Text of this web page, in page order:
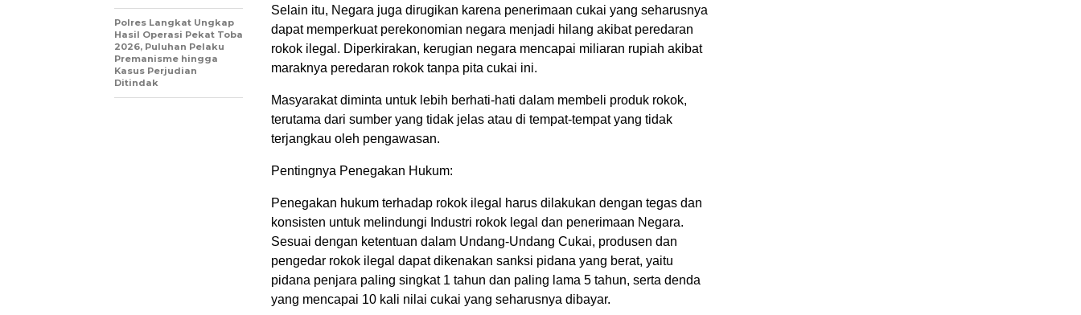
Selain itu, Negara juga dirugikan karena penerimaan cukai yang seharusnya
dapat memperkuat perekonomian negara menjadi hilang akibat peredaran
rokok ilegal. Diperkirakan, kerugian negara mencapai miliaran rupiah akibat
maraknya peredaran rokok tanpa pita cukai ini.
Masyarakat diminta untuk lebih berhati-hati dalam membeli produk rokok,
terutama dari sumber yang tidak jelas atau di tempat-tempat yang tidak
terjangkau oleh pengawasan.
Pentingnya Penegakan Hukum:
Penegakan hukum terhadap rokok ilegal harus dilakukan dengan tegas dan
konsisten untuk melindungi Industri rokok legal dan penerimaan Negara.
Sesuai dengan ketentuan dalam Undang-Undang Cukai, produsen dan
pengedar rokok ilegal dapat dikenakan sanksi pidana yang berat, yaitu
pidana penjara paling singkat 1 tahun dan paling lama 5 tahun, serta denda
yang mencapai 10 kali nilai cukai yang seharusnya dibayar.
Polres Langkat Ungkap
Hasil Operasi Pekat Toba
2026, Puluhan Pelaku
Premanisme hingga
Kasus Perjudian
Ditindak